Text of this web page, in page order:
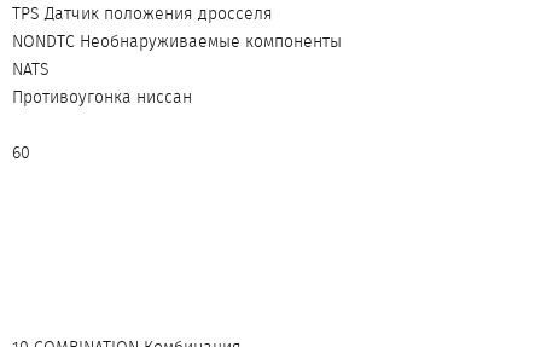
TPS Датчик положения дросселя
NONDTC Необнаруживаемые компоненты
NATS
Противоугонка ниссан
60